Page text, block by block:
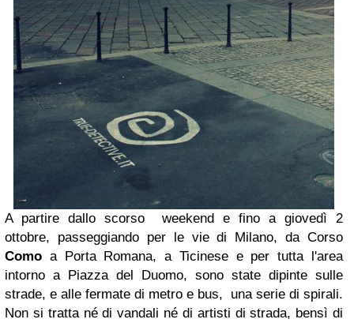
A partire dallo scorso weekend e fino a giovedì 2
ottobre, passeggiando per le vie di Milano, da Corso
Como a Porta Romana, a Ticinese e per tutta l'area
intorno a Piazza del Duomo, sono state dipinte sulle
strade, e alle fermate di metro e bus, una serie di spirali.
Non si tratta né di vandali né di artisti di strada, bensì di